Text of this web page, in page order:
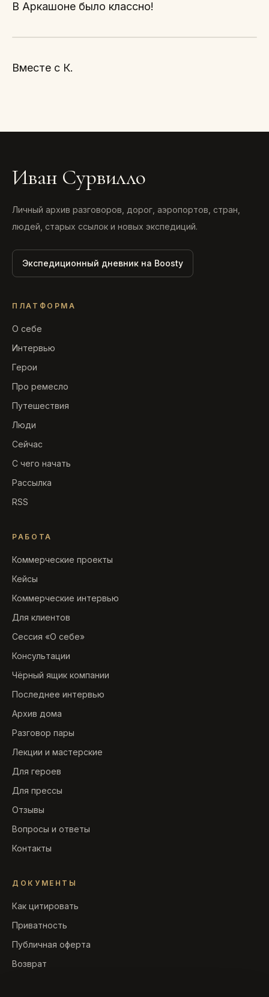
В Аркашоне было классно!
Вместе с К.
Иван Сурвилло
Личный архив разговоров, дорог, аэропортов, стран,
людей, старых ссылок и новых экспедиций.
Экспедиционный дневник на Boosty
ПЛАТФОРМА
О себе
Интервью
Герои
Про ремесло
Путешествия
Люди
Сейчас
С чего начать
Рассылка
RSS
РАБОТА
Коммерческие проекты
Кейсы
Коммерческие интервью
Для клиентов
Сессия «О себе»
Консультации
Чёрный ящик компании
Последнее интервью
Архив дома
Разговор пары
Лекции и мастерские
Для героев
Для прессы
Отзывы
Вопросы и ответы
Контакты
ДОКУМЕНТЫ
Как цитировать
Приватность
Публичная оферта
Возврат